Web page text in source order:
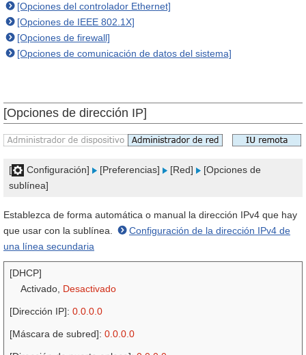
[Opciones del controlador Ethernet]
[Opciones de IEEE 802.1X]
[Opciones de firewall]
[Opciones de comunicación de datos del sistema]
[Opciones de dirección IP]
[ Configuración] [Preferencias] [Red]
[Opciones de
sublínea]
Establezca de forma automática o manual la dirección IPv4 que hay
que usar con la sublínea.
Configuración de la dirección IPv4 de
una línea secundaria
[DHCP]
Activado, Desactivado
[Dirección IP]: 0.0.0.0
[Máscara de subred]: 0.0.0.0